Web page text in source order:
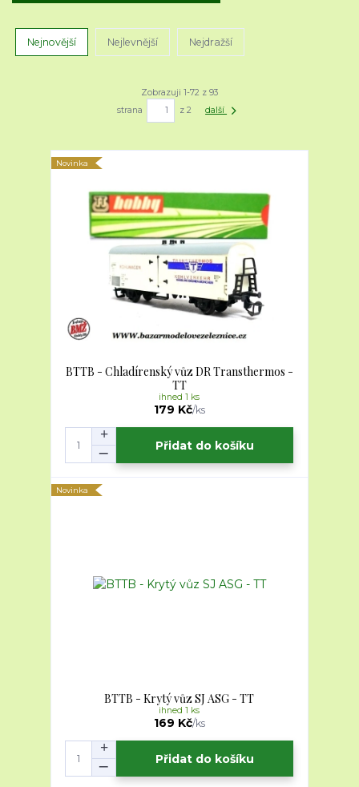
Nejnovější Nejlevnější Nejdražší
Zobrazuji 1-72 z 93
strana
z 2 další
Novinka
BTTB - Chladírenský vůz DR Transthermos -
TT
179 Kč/ks
ihned 1 ks
Přidat do košíku
Novinka
BTTB - Krytý vůz SJ ASG - TT
169 Kč/ks
ihned 1 ks
Přidat do košíku